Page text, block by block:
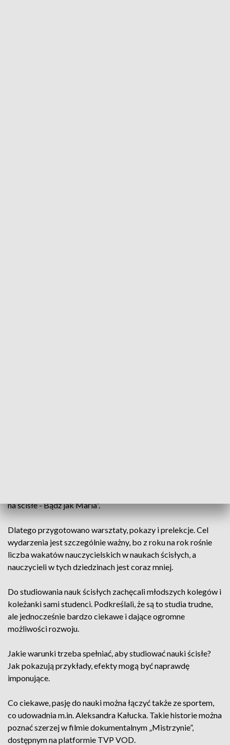
na ścisłe - Bądź jak Maria”.
Dlatego przygotowano warsztaty, pokazy i prelekcje. Cel
wydarzenia jest szczególnie ważny, bo z roku na rok rośnie
liczba wakatów nauczycielskich w naukach ścisłych, a
nauczycieli w tych dziedzinach jest coraz mniej.
Do studiowania nauk ścisłych zachęcali młodszych kolegów i
koleżanki sami studenci. Podkreślali, że są to studia trudne,
ale jednocześnie bardzo ciekawe i dające ogromne
możliwości rozwoju.
Jakie warunki trzeba spełniać, aby studiować nauki ścisłe?
Jak pokazują przykłady, efekty mogą być naprawdę
imponujące.
Co ciekawe, pasję do nauki można łączyć także ze sportem,
co udowadnia m.in. Aleksandra Kałucka. Takie historie można
poznać szerzej w filmie dokumentalnym „Mistrzynie”,
dostępnym na platformie TVP VOD.